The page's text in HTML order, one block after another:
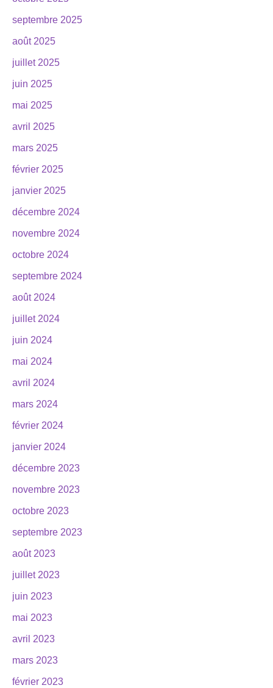
septembre 2025
août 2025
juillet 2025
juin 2025
mai 2025
avril 2025
mars 2025
février 2025
janvier 2025
décembre 2024
novembre 2024
octobre 2024
septembre 2024
août 2024
juillet 2024
juin 2024
mai 2024
avril 2024
mars 2024
février 2024
janvier 2024
décembre 2023
novembre 2023
octobre 2023
septembre 2023
août 2023
juillet 2023
juin 2023
mai 2023
avril 2023
mars 2023
février 2023